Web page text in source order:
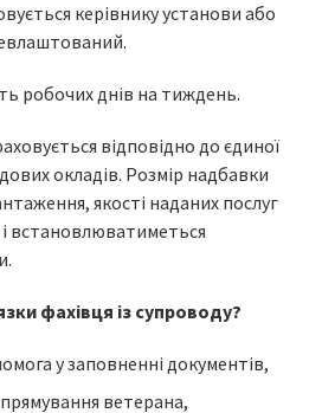
керівнику установи або
робочих днів на тиждень.
відповідно до єдиної
окладів. Розмір надбавки
якості наданих послуг
і встановлюватиметься
фахівця із супроводу?
у заповненні документів,
ветерана,